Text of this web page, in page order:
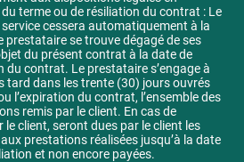
du terme ou de résiliation du contrat : Le
cessera automatiquement à la
prestataire se trouve dégagé de ses
du présent contrat à la date de
du contrat. Le prestataire s’engage à
tard dans les trente (30) jours ouvrés
l’expiration du contrat, l’ensemble des
remis par le client. En cas de
le client, seront dues par le client les
prestations réalisées jusqu’à la date
et non encore payées.